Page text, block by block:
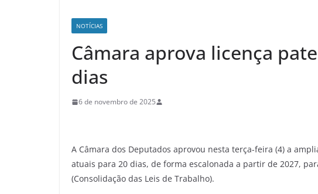
NOTÍCIAS
Câmara aprova licença
dias
6 de novembro de 2025
A Câmara dos Deputados aprovou nesta terça-feira (4) a
atuais para 20 dias, de forma escalonada a partir de 2027,
(Consolidação das Leis de Trabalho).